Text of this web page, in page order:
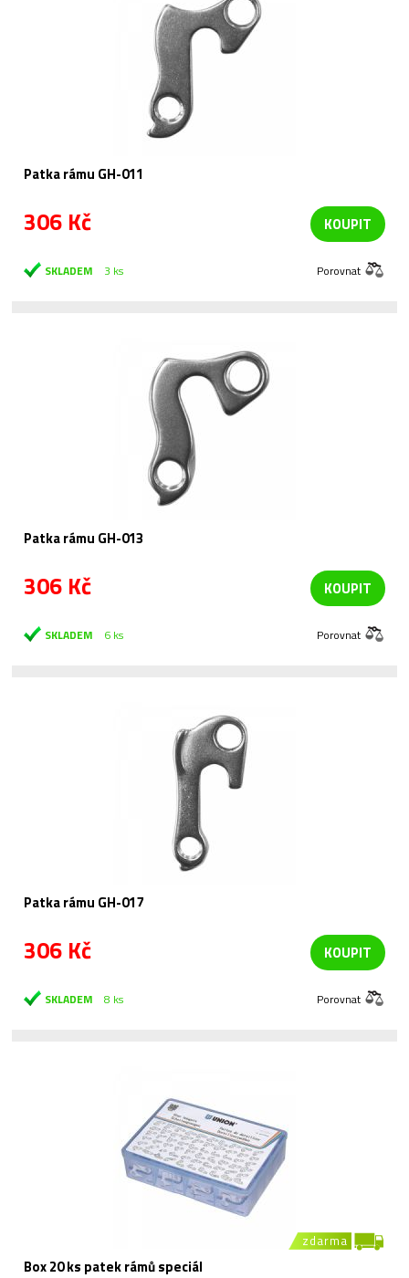
Patka rámu GH-011
306 Kč KOUPIT
SKLADEM 3 ks Porovnat
Patka rámu GH-013
306 Kč KOUPIT
SKLADEM 6 ks Porovnat
Patka rámu GH-017
306 Kč KOUPIT
SKLADEM 8 ks Porovnat
zdarma
Box 20 ks patek rámů speciál